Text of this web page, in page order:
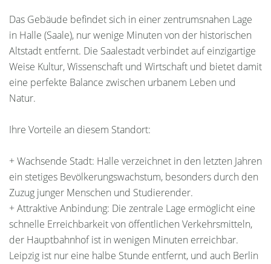
Das Gebäude befindet sich in einer zentrumsnahen Lage
in Halle (Saale), nur wenige Minuten von der historischen
Altstadt entfernt. Die Saalestadt verbindet auf einzigartige
Weise Kultur, Wissenschaft und Wirtschaft und bietet damit
eine perfekte Balance zwischen urbanem Leben und
Natur.
Ihre Vorteile an diesem Standort:
+ Wachsende Stadt: Halle verzeichnet in den letzten Jahren
ein stetiges Bevölkerungswachstum, besonders durch den
Zuzug junger Menschen und Studierender.
+ Attraktive Anbindung: Die zentrale Lage ermöglicht eine
schnelle Erreichbarkeit von öffentlichen Verkehrsmitteln,
der Hauptbahnhof ist in wenigen Minuten erreichbar.
Leipzig ist nur eine halbe Stunde entfernt, und auch Berlin